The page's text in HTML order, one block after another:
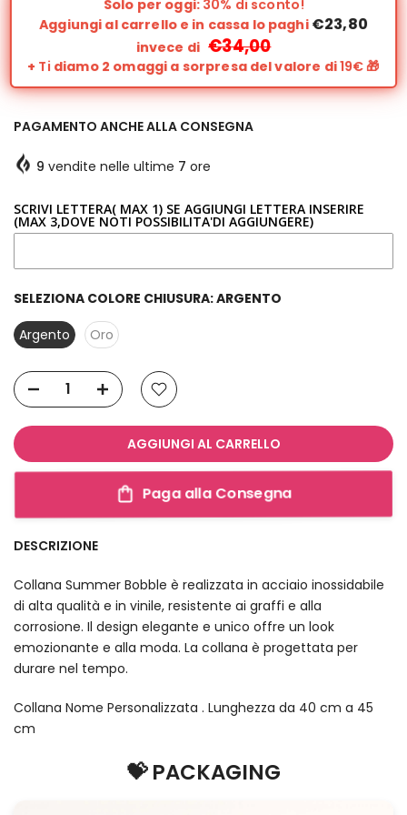
Solo per oggi:30% di sconto!
Aggiungi al carrello e in cassa lo paghi€23,80
invece di €34,00
+ Tidiamo 2 omaggi a sorpresa del valore di19€🎁
PAGAMENTO ANCHE ALLA CONSEGNA
9 vendite nelle ultime 7 ore
SCRIVI LETTERA( MAX 1) SE AGGIUNGI LETTERA INSERIRE
(MAX 3,DOVE NOTI POSSIBILITA'DI AGGIUNGERE)
SELEZIONA COLORE CHIUSURA:ARGENTO
Argento
Oro
AGGIUNGI AL CARRELLO
Paga alla Consegna
DESCRIZIONE
Collana Summer Bobble è realizzata in acciaio inossidabile
di alta qualità e in vinile, resistente ai graffi e alla
corrosione. Il design elegante e unico offre un look
emozionante e alla moda. La collana è progettata per
durare nel tempo.
Collana Nome Personalizzata . Lunghezza da 40 cm a 45
cm
💝 PACKAGING